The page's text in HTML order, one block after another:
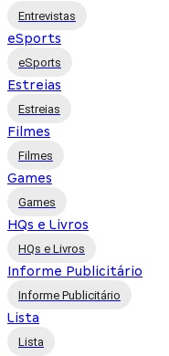
Entrevistas
eSports
eSports
Estreias
Estreias
Filmes
Filmes
Games
Games
HQs e Livros
HQs e Livros
Informe Publicitário
Informe Publicitário
Lista
Lista